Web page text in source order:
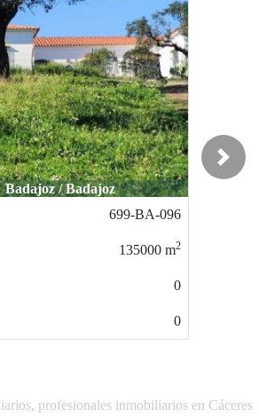
/ Badajoz
699-BA-096
135000m2
Badajoz / Badajoz
Ocasión
CAZA
639-BA-082
1880000
Next
profesionales inmobiliarios en Cáceres